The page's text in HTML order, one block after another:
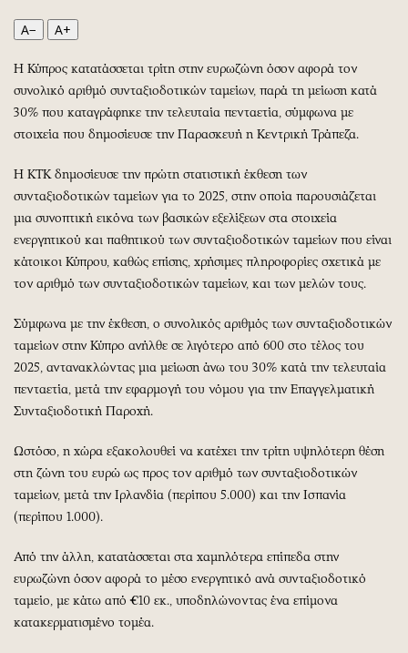
Ελλάδα
Παράξενα
Πολιτισμός
Σινεμά
Μουσική
Εικαστικά
Βιβλίο
Χειρόγραφα
Media
Εκπομπές
Wine routes
Uncut
Προσφορές
Προσωπικότητες στην ''Κ''
Επιστολές
A− A+
Η Κύπρος κατατάσσεται τρίτη στην ευρωζώνη όσον αφορά τον
συνολικό αριθμό συνταξιοδοτικών ταμείων, παρά τη μείωση κατά
30% που καταγράφηκε την τελευταία πενταετία, σύμφωνα με
στοιχεία που δημοσίευσε την Παρασκευή η Κεντρική Τράπεζα.
Η ΚΤΚ δημοσίευσε την πρώτη στατιστική έκθεση των
συνταξιοδοτικών ταμείων για το 2025, στην οποία παρουσιάζεται
μια συνοπτική εικόνα των βασικών εξελίξεων στα στοιχεία
ενεργητικού και παθητικού των συνταξιοδοτικών ταμείων που είναι
κάτοικοι Κύπρου, καθώς επίσης, χρήσιμες πληροφορίες σχετικά με
τον αριθμό των συνταξιοδοτικών ταμείων, και των μελών τους.
Σύμφωνα με την έκθεση, ο συνολικός αριθμός των συνταξιοδοτικών
ταμείων στην Κύπρο ανήλθε σε λιγότερο από 600 στο τέλος του
2025, αντανακλώντας μια μείωση άνω του 30% κατά την τελευταία
πενταετία, μετά την εφαρμογή του νόμου για την Επαγγελματική
Συνταξιοδοτική Παροχή.
Ωστόσο, η χώρα εξακολουθεί να κατέχει την τρίτη υψηλότερη θέση
στη ζώνη του ευρώ ως προς τον αριθμό των συνταξιοδοτικών
ταμείων, μετά την Ιρλανδία (περίπου 5.000) και την Ισπανία
(περίπου 1.000).
Από την άλλη, κατατάσσεται στα χαμηλότερα επίπεδα στην
ευρωζώνη όσον αφορά το μέσο ενεργητικό ανά συνταξιοδοτικό
ταμείο, με κάτω από €10 εκ., υποδηλώνοντας ένα επίμονα
κατακερματισμένο τομέα.